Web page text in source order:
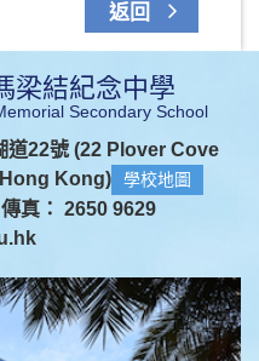
返回
梁結紀念中學
Secondary School
道22號 (22 Plover Cove
Hong Kong)
學校地圖
傳真： 2650 9629